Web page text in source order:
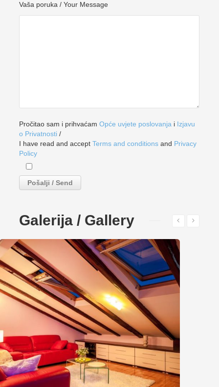
Vaša poruka / Your Message
Pročitao sam i prihvaćam Opće uvjete poslovanja i Izjavu
o Privatnosti /
I have read and accept Terms and conditions and Privacy
Policy
Galerija / Gallery